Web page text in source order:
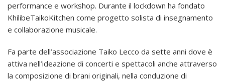
performance e workshop. Durante il lockdown ha fondato
KhilibeTaikoKitchen come progetto solista di insegnamento
e collaborazione musicale.
Fa parte dell’associazione Taiko Lecco da sette anni dove è
attiva nell’ideazione di concerti e spettacoli anche attraverso
la composizione di brani originali, nella conduzione di